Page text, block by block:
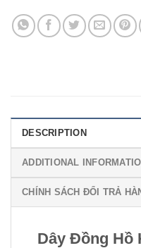
DESCRIPTION
ADDITIONAL
CHÍNH SÁCH ĐỔI TRẢ
Dây Đồng Hồ